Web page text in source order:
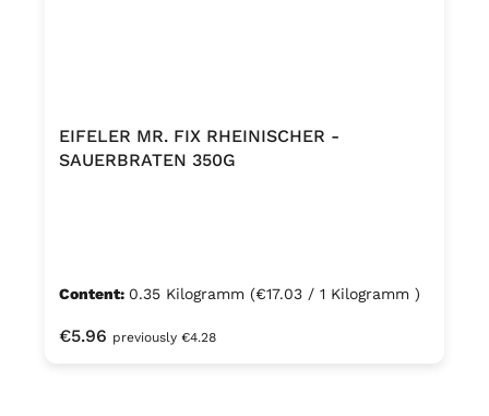
EIFELER MR. FIX RHEINISCHER -
SAUERBRATEN 350G
Content: 0.35 Kilogramm (€17.03 / 1 Kilogramm )
Regular price:
€5.96 previously €4.28